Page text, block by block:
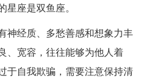
座是双鱼座。
神经质、多愁善感和想象力丰
、宽容，往往能够为他人着
于自我欺骗，需要注意保持清